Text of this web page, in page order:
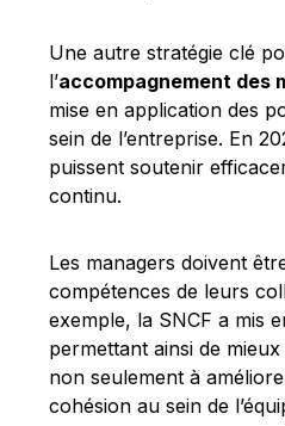
Une autre stratégie clé
l’accompagnement des
mise en application des
sein de l’entreprise. En
puissent soutenir
continu.
Les managers doivent
compétences de leurs
exemple, la SNCF a mis
permettant ainsi de
non seulement à
cohésion au sein de